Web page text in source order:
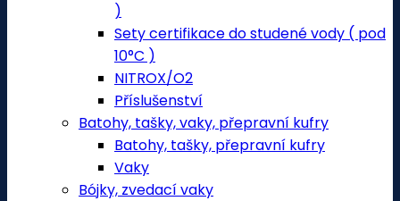
)
Sety certifikace do studené vody ( pod
10°C )
NITROX/O2
Příslušenství
Batohy, tašky, vaky, přepravní kufry
Batohy, tašky, přepravní kufry
Vaky
Bójky, zvedací vaky